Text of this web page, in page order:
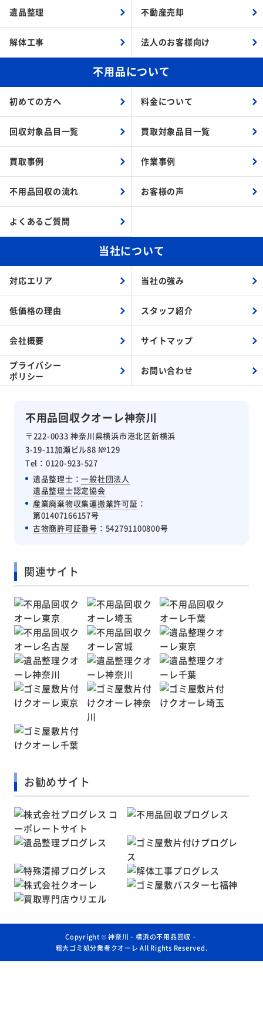
不用品回収クオーレ神奈川
〒222-0033 神奈川県横浜市港北区新横浜
3-19-11加瀬ビル88 №129
Tel：0120-923-527
遺品整理士：一般社団法人
遺品整理士認定協会
産業廃棄物収集運搬業許可証 ：
第01407166157号
古物商許可証番号 ：542791100800号
遺品整理 不動産売却
解体工事 法人のお客様向け
不用品について
初めての方へ 料金について
回収対象品目一覧 買取対象品目一覧
買取事例 作業事例
不用品回収の流れ お客様の声
よくあるご質問
当社について
対応エリア 当社の強み
低価格の理由 スタッフ紹介
会社概要 サイトマップ
プライバシー
ポリシー
お問い合わせ
関連サイト
お勧めサイト
Copyright ©神奈川・横浜の不用品回収・
粗大ゴミ処分業者クオーレ All Rights Reserved.